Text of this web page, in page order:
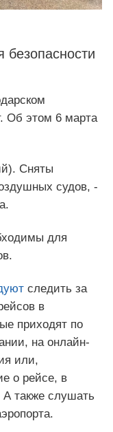
безопасности
Об этом 6 марта
Сняты
судов, -
для
следить за
в
приходят по
на онлайн-
или,
о рейсе, в
А также слушать